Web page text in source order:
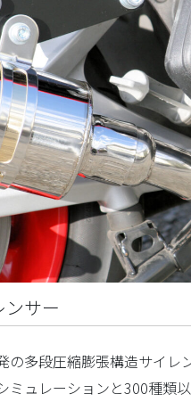
ンサー
の多段圧縮膨張構造サイレ
ミュレーションと300種類